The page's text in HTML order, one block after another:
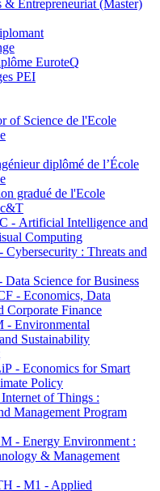
& Entrepreneuriat (Master)
EuroteQ
PEI
of Science de l'Ecole
diplômé de l’École
gradué de l'Ecole
- Artificial Intelligence and
Computing
: Threats and
Science for Business
- Economics, Data
Corporate Finance
- Environmental
Sustainability
- Economics for Smart
Policy
of Things :
Management Program
- Energy Environment :
& Management
- M1 - Applied